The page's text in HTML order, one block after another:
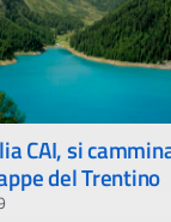
CAI, si
del Trentino